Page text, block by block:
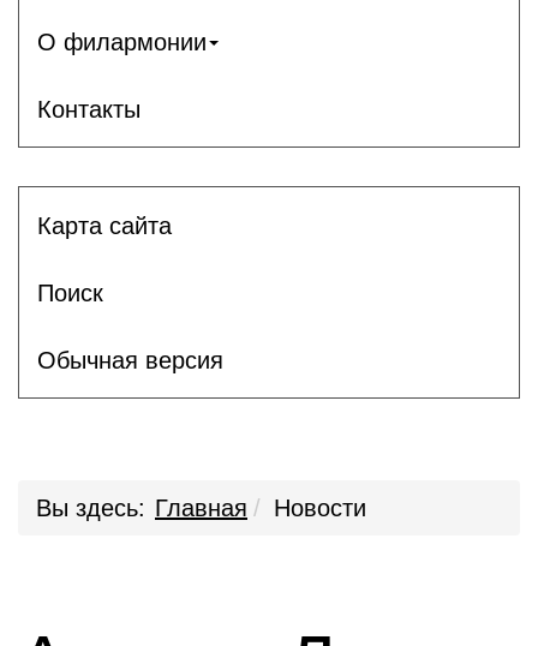
О филармонии
Контакты
Карта сайта
Поиск
Обычная версия
Вы здесь: Главная Новости